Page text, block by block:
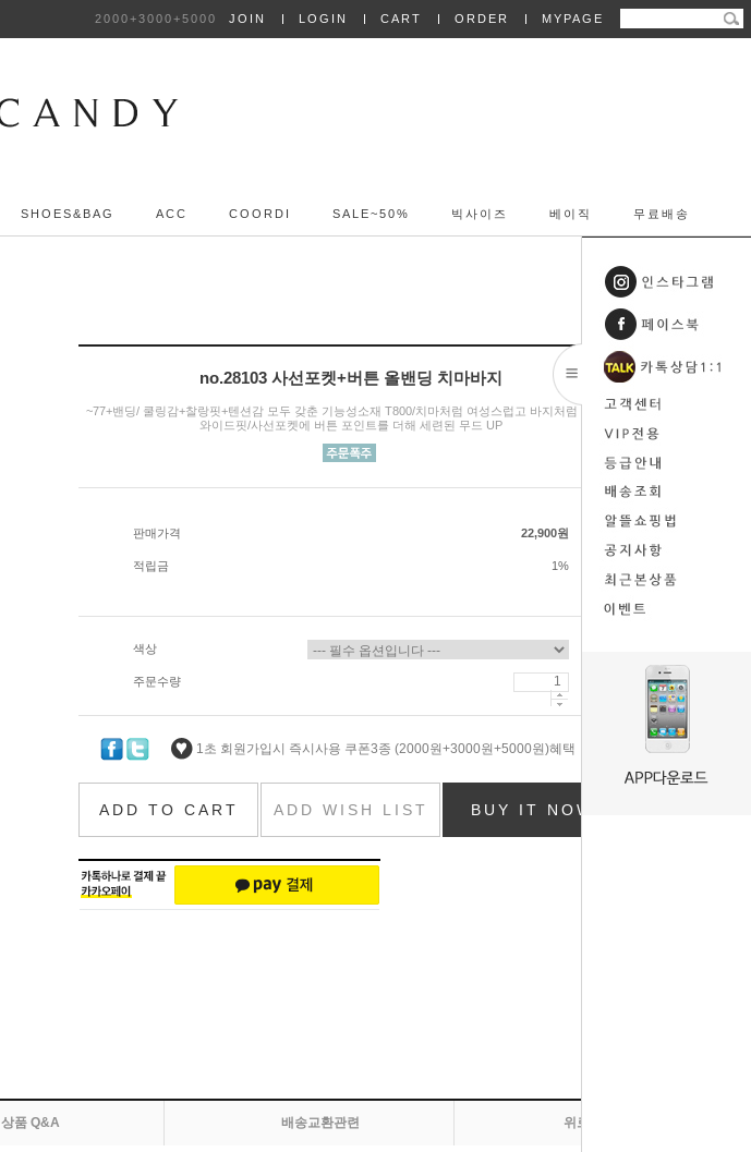
2000+3000+5000 JOIN LOGIN CART ORDER MYPAGE
SHOES&BAG ACC COORDI SALE~50% 빅사이즈 베이직 무료배송
no.28103 사선포켓+버튼 올밴딩 치마바지
~77+밴딩/ 쿨링감+찰랑핏+텐션감 모두 갖춘 기능성소재 T800/치마처럼 여성스럽고 바지처럼 편안한
와이드핏/사선포켓에 버튼 포인트를 더해 세련된 무드 UP
판매가격 22,900원
적립금 1%
색상
주문수량
1초 회원가입시 즉시사용 쿠폰3종 (2000원+3000원+5000원)혜택
ADD TO CART ADD WISH LIST BUY IT NOW
상품 Q&A 배송교환관련 위로 올라가기